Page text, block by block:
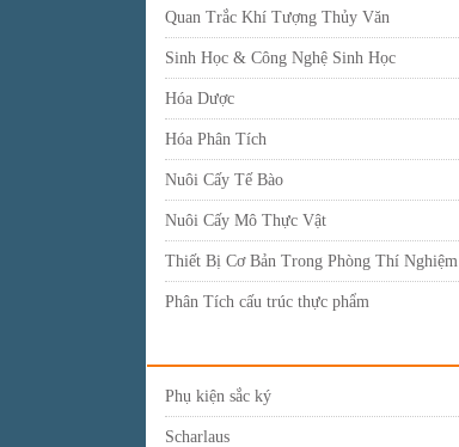
Quan Trắc Khí Tượng Thủy Văn
Sinh Học & Công Nghệ Sinh Học
Hóa Dược
Hóa Phân Tích
Nuôi Cấy Tế Bào
Nuôi Cấy Mô Thực Vật
Thiết Bị Cơ Bản Trong Phòng Thí Nghiệm
Phân Tích cấu trúc thực phẩm
Phụ kiện sắc ký
Scharlaus